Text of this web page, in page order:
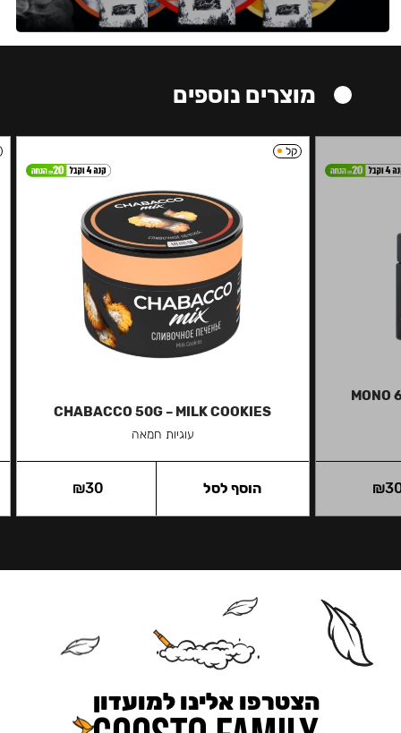
מוצרים נוספים
MONO
₪
קל
CHABACCO 50G – MILK COOKIES
עוגיות חמאה
₪30 הוסף לסל
הצטרפו אלינו למועדון